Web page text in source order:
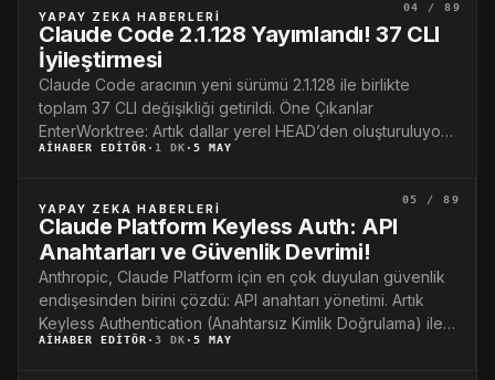
04 / 89
YAPAY ZEKA HABERLERI
Claude Code 2.1.128 Yayımlandı! 37 CLI
İyileştirmesi
Claude Code aracının yeni sürümü 2.1.128 ile birlikte
toplam 37 CLI değişikliği getirildi. Öne Çıkanlar
EnterWorktree: Artık dallar yerel HEAD’den oluşturuluyor,
unpushed…
AIHABER EDITÖR · 1 DK · 5 MAY
05 / 89
YAPAY ZEKA HABERLERI
Claude Platform Keyless Auth: API
Anahtarları ve Güvenlik Devrimi!
Anthropic, Claude Platform için en çok duyulan güvenlik
endişesinden birini çözdü: API anahtarı yönetimi. Artık
Keyless Authentication (Anahtarsız Kimlik Doğrulama) ile
müşteri…
AIHABER EDITÖR · 3 DK · 5 MAY